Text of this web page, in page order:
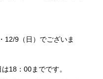
12/9（日）でございま
18：00までです。